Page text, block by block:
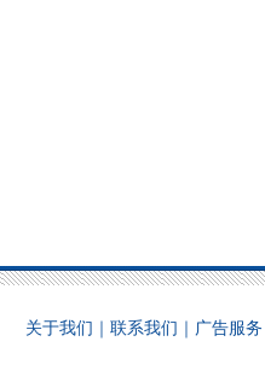
关于我们 ｜ 联系我们 ｜ 广告服务